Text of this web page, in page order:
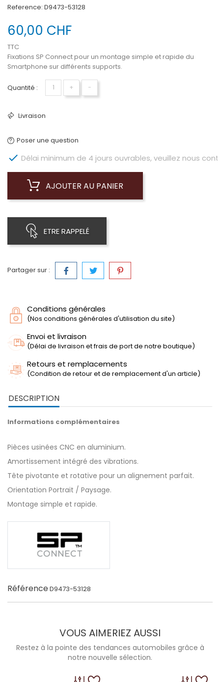
Reference: D9473-53128
60,00 CHF
TTC
Fixations SP Connect pour un montage simple et rapide du
Smartphone sur différents supports.
Quantité : + −
Livraison
Poser une question
 Délai minimum de 4 jours ouvrables, veuillez nous
AJOUTER AU PANIER
ETRE RAPPELÉ
Partager sur :
Conditions générales
(Nos conditions générales d'utilisation du site)
Envoi et livraison
(Délai de livraison et frais de port de notre boutique)
Retours et remplacements
(Condition de retour et de remplacement d'un article)
DESCRIPTION
Informations complémentaires
Pièces usinées CNC en aluminium.
Amortissement intégré des vibrations.
Tête pivotante et rotative pour un alignement parfait.
Orientation Portrait / Paysage.
Montage simple et rapide.
RéférenceD9473-53128
VOUS AIMERIEZ AUSSI
Restez à la pointe des tendances automobiles grâce à
notre nouvelle sélection.